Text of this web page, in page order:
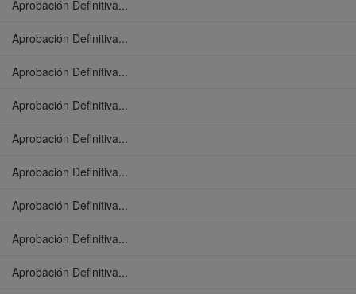
Aprobación Definitiva...
Aprobación Definitiva...
Aprobación Definitiva...
Aprobación Definitiva...
Aprobación Definitiva...
Aprobación Definitiva...
Aprobación Definitiva...
Aprobación Definitiva...
Aprobación Definitiva...